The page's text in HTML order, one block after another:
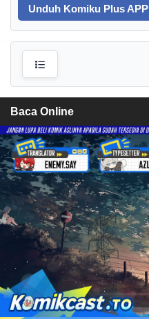
Unduh Komiku Plus APP
Baca Online